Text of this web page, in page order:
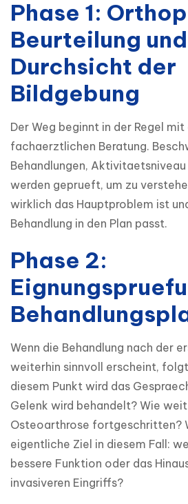
Phase 1:
Beurteilung und
Durchsicht der
Bildgebung
Der Weg beginnt in der Regel mit
fachaerztlichen Beratung.
Behandlungen, Aktivitaetsniveau
werden geprueft, um zu
wirklich das Hauptproblem ist
Behandlung in den Plan passt.
Phase 2:
Wenn die Behandlung nach der
weiterhin sinnvoll erscheint, folgt
diesem Punkt wird das
Gelenk wird behandelt? Wie
Osteoarthrose fortgeschritten?
eigentliche Ziel in diesem Fall:
bessere Funktion oder das
invasiveren Eingriffs?